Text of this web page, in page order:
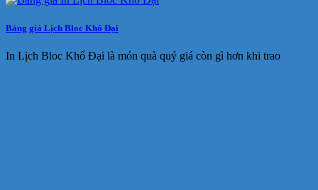
Bảng giá Lịch Bloc Khổ Đại
In Lịch Bloc Khổ Đại là món quà quý giá còn gì hơn khi trao